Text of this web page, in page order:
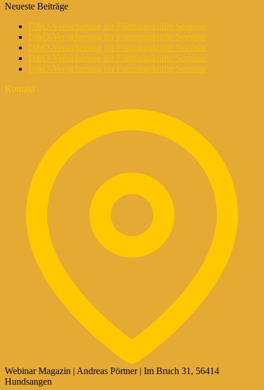
Neueste Beiträge
D&O-Versicherung für Führungskräfte Seminar
D&O-Versicherung für Führungskräfte Seminar
D&O-Versicherung für Führungskräfte Seminar
D&O-Versicherung für Führungskräfte Seminar
D&O-Versicherung für Führungskräfte Seminar
Kontakt
Webinar Magazin | Andreas Pörtner | Im Bruch 31, 56414
Hundsangen